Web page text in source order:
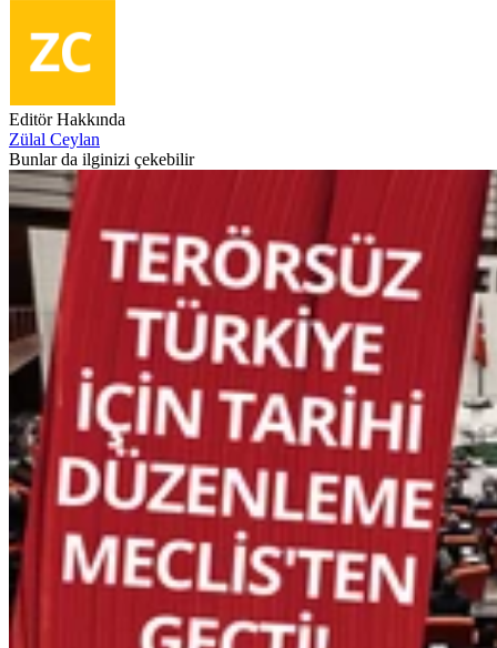
Editör Hakkında
Zülal Ceylan
Bunlar da ilginizi çekebilir